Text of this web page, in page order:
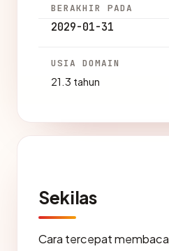
BERAKHIR PADA
2029-01-31
USIA DOMAIN
21.3 tahun
Sekilas
Cara tercepat membaca